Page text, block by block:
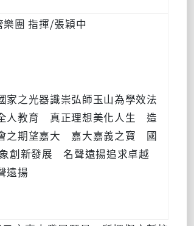
團 指揮/張穎中
之光器識崇弘師玉山為學效法
人教育 真正理想美化人生 造
之期望嘉大 嘉大嘉義之寶 國
創新發展 名聲遠揚追求卓越
遠揚